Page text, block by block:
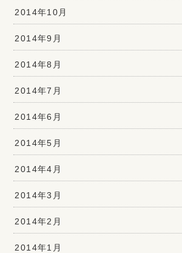
2014年10月
2014年9月
2014年8月
2014年7月
2014年6月
2014年5月
2014年4月
2014年3月
2014年2月
2014年1月